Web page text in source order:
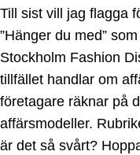
Till sist vill jag flagga
”Hänger du med”
Stockholm Fashion
tillfället handlar om
företagare räknar på
affärsmodeller.
är det så svårt?